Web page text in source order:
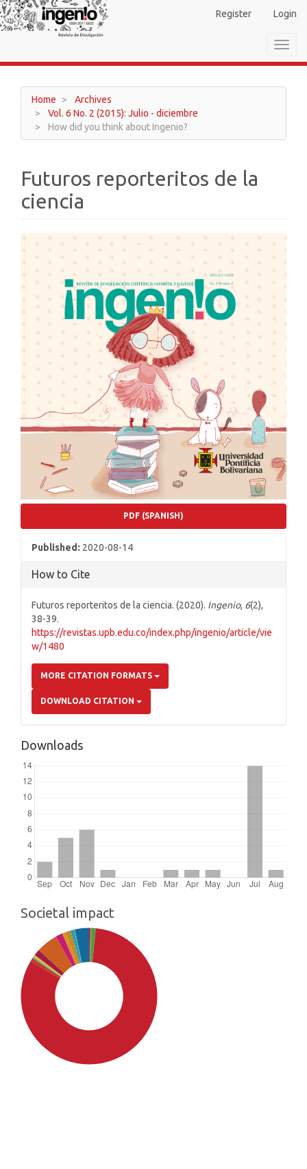
Main
Navigation
Main
Sidebar
Register Login
Home
Archives
Vol. 6 No. 2 (2015): Julio - diciembre
How did you think about Ingenio?
Futuros reporteritos de la
ciencia
Article
Sidebar
PDF (SPANISH)
Published: 2020-08-14
How to Cite
Futuros reporteritos de la ciencia. (2020). Ingenio, 6(2),
38-39.
https://revistas.upb.edu.co/index.php/ingenio/article/vie
w/1480
MORE CITATION FORMATS
DOWNLOAD CITATION
Downloads
Societal impact